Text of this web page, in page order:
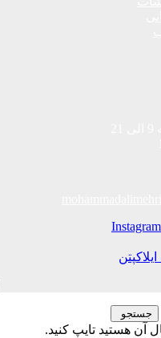
Instagram
جستجو
آن هستید تایپ کنید.